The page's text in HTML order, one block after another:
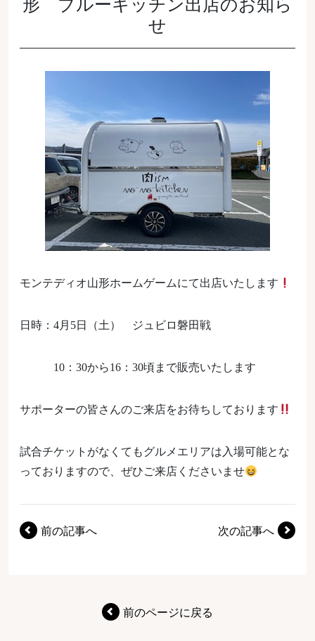
形 ブルーキッチン出店のお知ら
せ
モンテディオ山形ホームゲームにて出店いたします
日時：4月5日（土） ジュビロ磐田戦
10：30から16：30頃まで販売いたします
サポーターの皆さんのご来店をお待ちしております
試合チケットがなくてもグルメエリアは入場可能とな
っておりますので、ぜひご来店くださいませ
前の記事へ 次の記事へ
前のページに戻る